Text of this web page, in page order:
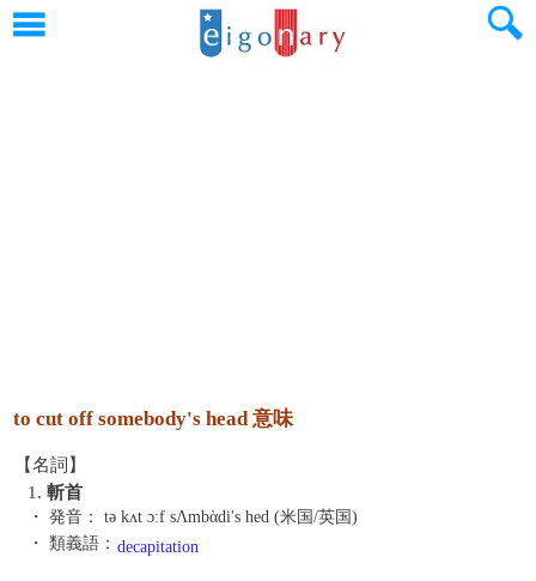
to cut off somebody's head 意味
【名詞】
1. 斬首
・ 発音：
tə kʌt ɔːf sΛmbὰdi's hed (米国/英国)
・ 類義語： decapitation